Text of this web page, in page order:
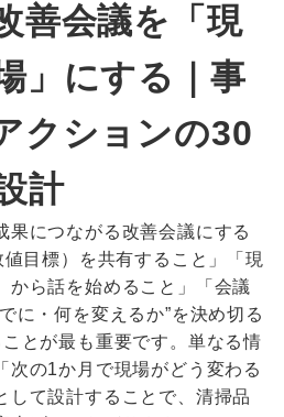
善会議を「現
」にする｜事
クションの30
計
果につながる改善会議にする
目標）を共有すること」「現
から話を始めること」「会議
に・何を変えるか”を決め切る
とが最も重要です。単なる情
次の1か月で現場がどう変わる
して設計することで、清掃品